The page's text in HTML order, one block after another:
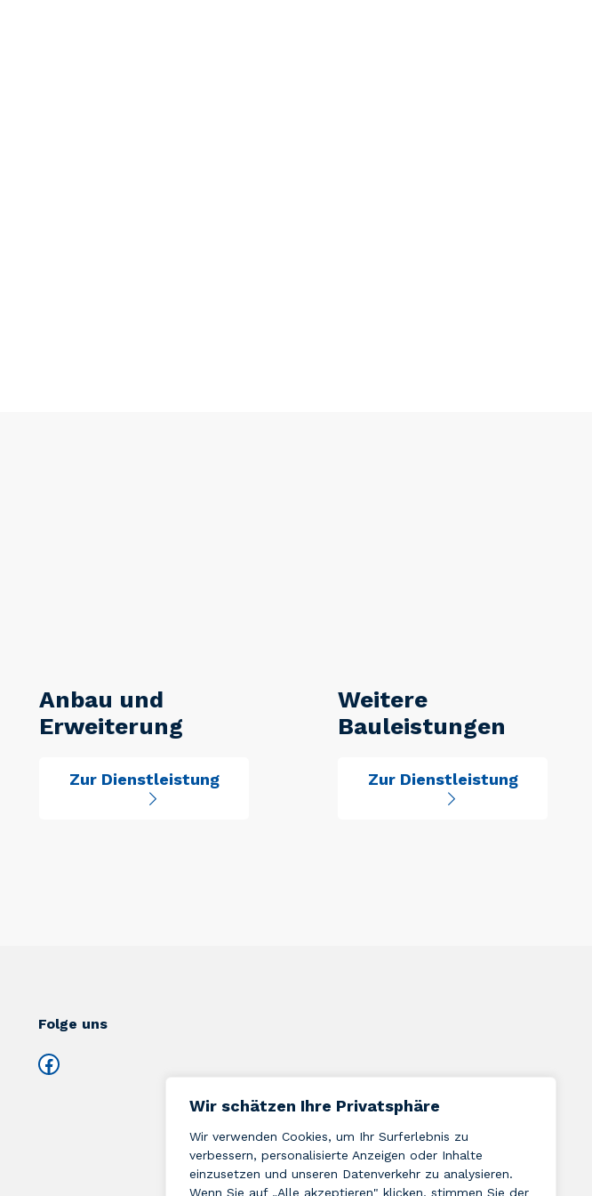
Wir schätzen Ihre Privatsphäre
Wir verwenden Cookies, um Ihr Surferlebnis zu
verbessern, personalisierte Anzeigen oder Inhalte
einzusetzen und unseren Datenverkehr zu analysieren.
Wenn Sie auf „Alle akzeptieren" klicken, stimmen Sie der
Anbau und
Erweiterung
Zur Dienstleistung
Weitere
Bauleistungen
Zur Dienstleistung
Folge uns
Facebook